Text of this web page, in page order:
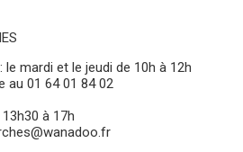
le mardi et le jeudi de 10h à 12h
au 01 64 01 84 02
à 17h